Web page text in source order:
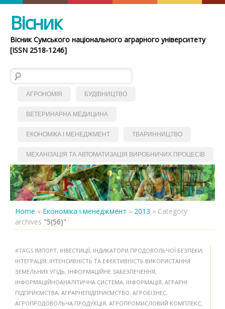
Вісник
Вісник Сумського національного аграрного університету
[ISSN 2518-1246]
Пошук:
АГРОНОМІЯ БУДІВНИЦТВО
ВЕТЕРИНАРНА МЕДИЦИНА
ЕКОНОМІКА І МЕНЕДЖМЕНТ ТВАРИННИЦТВО
МЕХАНІЗАЦІЯ ТА АВТОМАТИЗАЦІЯ ВИРОБНИЧИХ ПРОЦЕСІВ
Home » Економіка і менеджмент » 2013 » Category
archives "5(56)"
#TAGS ІМПОРТ, ІНВЕСТИЦІЇ, ІНДИКАТОРИ ПРОДОВОЛЬЧОЇ БЕЗПЕКИ,
ІНТЕГРАЦІЯ, ІНТЕНСИВНІСТЬ ТА ЕФЕКТИВНІСТЬ ВИКОРИСТАННЯ
ЗЕМЕЛЬНИХ УГІДЬ, ІНФОРМАЦІЙНЕ ЗАБЕЗПЕЧЕННЯ,
ІНФОРМАЦІЙНОАНАЛІТИЧНА СИСТЕМА, ІНФОРМАЦІЯ, АГРАРНІ
ПІДПРИЄМСТВА, АГРАРНЕПІДПРИЄМСТВО, АГРОБІЗНЕС,
АГРОПРОДОВОЛЬЧА ПРОДУКЦІЯ, АГРОПРОМИСЛОВИЙ КОМПЛЕКС,